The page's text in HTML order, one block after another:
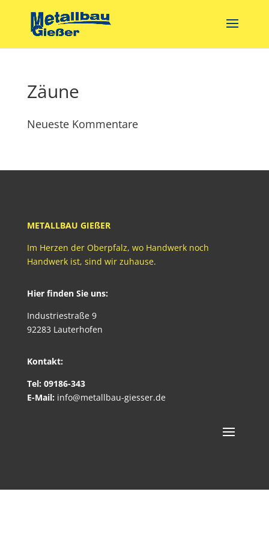
Zäune
Neueste Kommentare
METALLBAU GIEßER
Im Herzen der Oberpfalz, wo Handwerk noch
Handwerk ist, sind wir zuhause.
Hier finden Sie uns:
Industriestraße 9
92283 Lauterhofen
Kontakt:
Tel: 09186-343
E-Mail: info@metallbau-giesser.de